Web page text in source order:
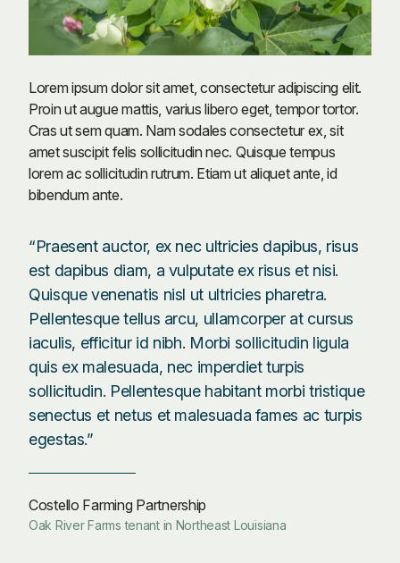
Lorem ipsum dolor sit amet, consectetur adipiscing elit.
Proin ut augue mattis, varius libero eget, tempor tortor.
Cras ut sem quam. Nam sodales consectetur ex, sit
amet suscipit felis sollicitudin nec. Quisque tempus
lorem ac sollicitudin rutrum. Etiam ut aliquet ante, id
bibendum ante.
“Praesent auctor, ex nec ultricies dapibus, risus
est dapibus diam, a vulputate ex risus et nisi.
Quisque venenatis nisl ut ultricies pharetra.
Pellentesque tellus arcu, ullamcorper at cursus
iaculis, efficitur id nibh. Morbi sollicitudin ligula
quis ex malesuada, nec imperdiet turpis
sollicitudin. Pellentesque habitant morbi tristique
senectus et netus et malesuada fames ac turpis
egestas.”
Costello Farming Partnership
Oak River Farms tenant in Northeast Louisiana